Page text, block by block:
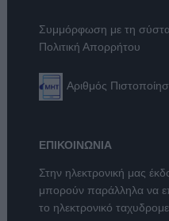
Συμμόρφωση με τη
Πολιτική Απορρήτου
Αριθμός
ΕΠΙΚΟΙΝΩΝΙΑ
Στην ηλεκτρονική μας
μπορούν παράλληλα να
το ηλεκτρονικό